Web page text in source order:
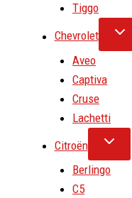
Tiggo
Chevrolet
Aveo
Captiva
Cruse
Lachetti
Citroën
Berlingo
C5